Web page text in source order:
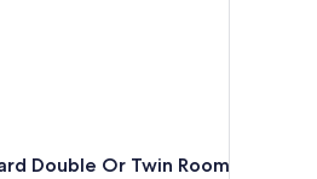
Double Or Twin Room